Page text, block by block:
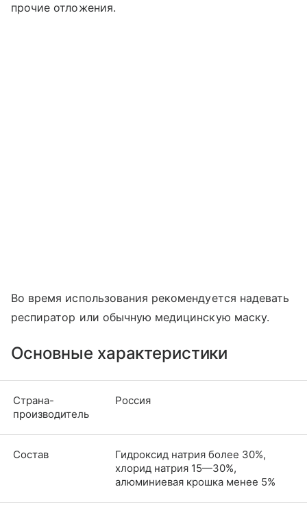
прочие отложения.
Во время использования рекомендуется надевать
респиратор или обычную медицинскую маску.
Основные характеристики
Страна-
производитель
Россия
Состав
Гидроксид натрия более 30%,
хлорид натрия 15—30%,
алюминиевая крошка менее 5%